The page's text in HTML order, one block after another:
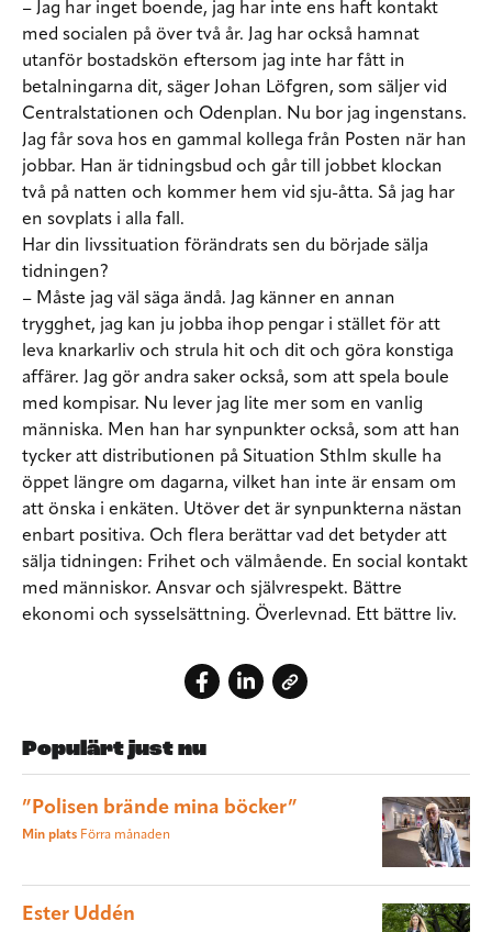
– Jag har inget boende, jag har inte ens haft kontakt
med socialen på över två år. Jag har också hamnat
utanför bostadskön eftersom jag inte har fått in
betalningarna dit, säger Johan Löfgren, som säljer vid
Centralstationen och Odenplan. Nu bor jag ingenstans.
Jag får sova hos en gammal kollega från Posten när han
jobbar. Han är tidningsbud och går till jobbet klockan
två på natten och kommer hem vid sju-åtta. Så jag har
en sovplats i alla fall.
Har din livssituation förändrats sen du började sälja
tidningen?
– Måste jag väl säga ändå. Jag känner en annan
trygghet, jag kan ju jobba ihop pengar i stället för att
leva knarkarliv och strula hit och dit och göra konstiga
affärer. Jag gör andra saker också, som att spela boule
med kompisar. Nu lever jag lite mer som en vanlig
människa. Men han har synpunkter också, som att han
tycker att distributionen på Situation Sthlm skulle ha
öppet längre om dagarna, vilket han inte är ensam om
att önska i enkäten. Utöver det är synpunkterna nästan
enbart positiva. Och flera berättar vad det betyder att
sälja tidningen: Frihet och välmående. En social kontakt
med människor. Ansvar och självrespekt. Bättre
ekonomi och sysselsättning. Överlevnad. Ett bättre liv.
Populärt just nu
”Polisen brände mina böcker”
Min plats Förra månaden
Ester Uddén